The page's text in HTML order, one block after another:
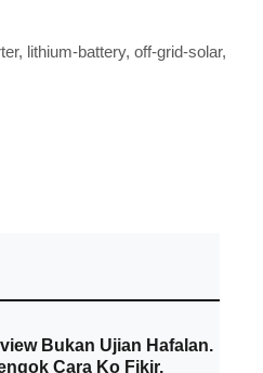
, lithium-battery, off-grid-solar,
Bukan Ujian Hafalan.
Cara Ko Fikir.